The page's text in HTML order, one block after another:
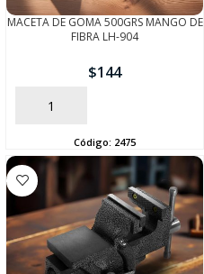
MACETA DE GOMA 500GRS MANGO DE
FIBRA LH-904
$144
AÑADIR
Código: 2475